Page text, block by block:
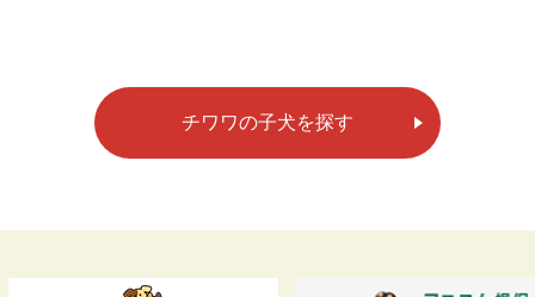
チワワの子犬を探す